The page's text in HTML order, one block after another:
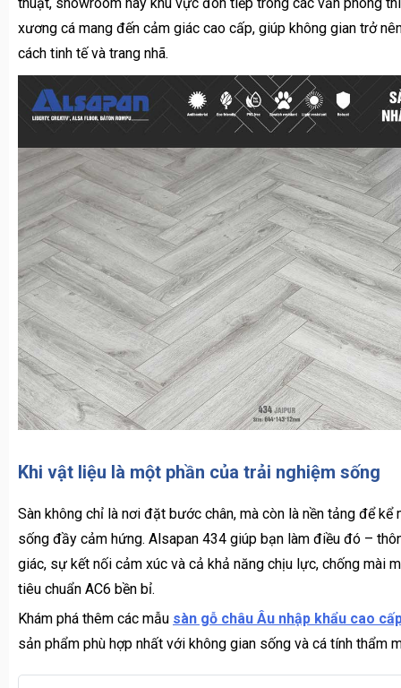
Khi vật liệu là một phần của trải nghiệm sống
Sàn không chỉ là nơi đặt bước chân, mà còn là nền tảng để kể
giác, sự kết nối cảm xúc và cả khả năng chịu lực, chống mài
tiêu chuẩn AC6 bền bỉ.
Khám phá thêm các mẫusàn gỗ châu Âu nhập khẩu cao
sản phẩm phù hợp nhất với không gian sống và cá tính thẩm